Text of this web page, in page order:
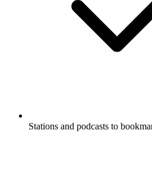
Stations and podcasts to